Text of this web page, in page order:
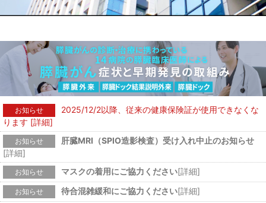
お知らせ
2025/12/2以降、従来の健康保険証が使用できなくな
ります [詳細]
お知らせ
肝臓MRI（SPIO造影検査）受け入れ中止のお知らせ
[詳細]
お知らせ マスクの着用にご協力ください[詳細]
お知らせ 待合混雑緩和にご協力ください[詳細]